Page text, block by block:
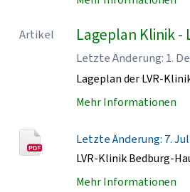
Artikel Lageplan Klinik -
Letzte Änderung: 1.
Lageplan der LVR-
Mehr Informationen
Letzte Änderung: 7.
LVR-Klinik Bedburg-
Mehr Informationen